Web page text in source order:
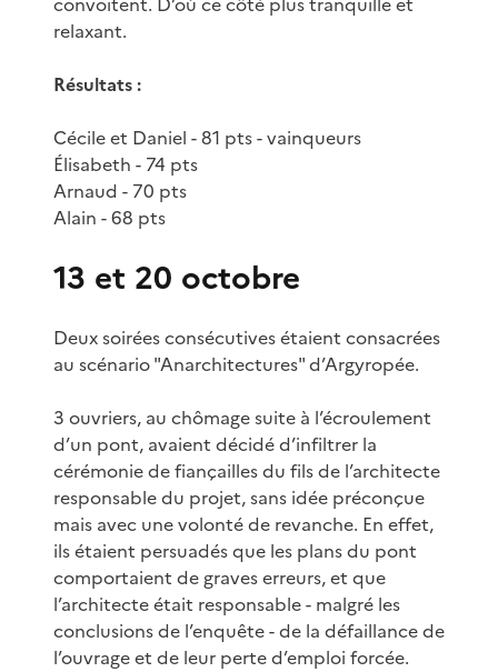
relaxant.
Résultats :
Cécile et Daniel - 81 pts - vainqueurs
Élisabeth - 74 pts
Arnaud - 70 pts
Alain - 68 pts
13 et 20 octobre
Deux soirées consécutives étaient consacrées
au scénario "Anarchitectures" d’Argyropée.
3 ouvriers, au chômage suite à l’écroulement
d’un pont, avaient décidé d’infiltrer la
cérémonie de fiançailles du fils de l’architecte
responsable du projet, sans idée préconçue
mais avec une volonté de revanche. En effet,
ils étaient persuadés que les plans du pont
comportaient de graves erreurs, et que
l’architecte était responsable - malgré les
conclusions de l’enquête - de la défaillance de
l’ouvrage et de leur perte d’emploi forcée.